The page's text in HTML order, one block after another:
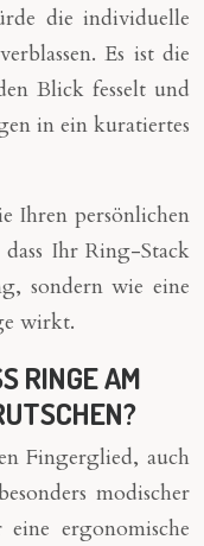
die individuelle
Es ist die
Blick fesselt und
in ein kuratiertes
Ihren persönlichen
Ihr Ring-Stack
sondern wie eine
wirkt.
RINGE AM
Fingerglied, auch
modischer
ergonomische